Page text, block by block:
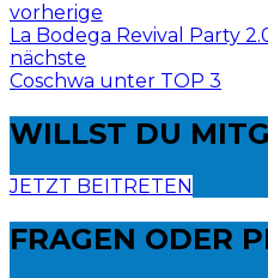
vorherige
La Bodega Revival Party
nächste
Coschwa unter TOP 3
WILLST DU
JETZT BEITRETEN
FRAGEN ODER